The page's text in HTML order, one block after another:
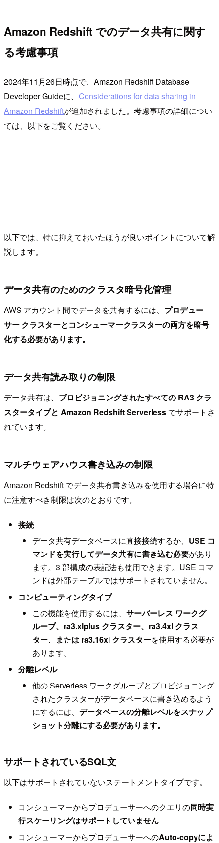
Amazon Redshift でのデータ共有に関す
る考慮事項
2024年11月26日時点で、Amazon Redshift Database
Developer Guideに、 Considerations for data sharing in
Amazon Redshiftが追加されました。考慮事項の詳細につい
ては、以下をご覧ください。
以下では、特に抑えておいたほうが良いポイントについて解
説します。
データ共有のためのクラスタ暗号化管理
AWS アカウント間でデータを共有するには、 プロデュー
サー クラスターとコンシューマークラスターの両方を暗号
化する必要があります。
データ共有読み取りの制限
データ共有は、 プロビジョニングされたすべての RA3 クラ
スタータイプと Amazon Redshift Serverless でサポートさ
れています。
マルチウェアハウス書き込みの制限
Amazon Redshift でデータ共有書き込みを使用する場合に特
に注意すべき制限は次のとおりです。
接続
データ共有データベースに直接接続するか、 USE コ
マンドを実行してデータ共有に書き込む必要があり
ます。3 部構成の表記法も使用できます。USE コマ
ンドは外部テーブルではサポートされていません。
コンピューティングタイプ
この機能を使用するには、 サーバーレス ワークグ
ループ、ra3.xlplus クラスター、ra3.4xl クラス
ター、または ra3.16xl クラスターを使用する必要が
あります。
分離レベル
他の Serverless ワークグループとプロビジョニング
されたクラスターがデータベースに書き込めるよう
にするには、 データベースの分離レベルをスナップ
ショット分離にする必要があります。
サポートされているSQL文
以下はサポートされていないステートメントタイプです。
コンシューマーからプロデューサーへのクエリの同時実
行スケーリングはサポートしていません
コンシューマーからプロデューサーへのAuto-copyによ